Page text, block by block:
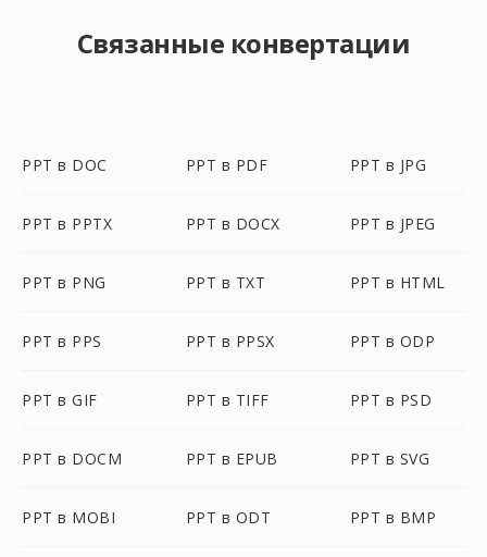
Связанные конвертации
PPT в DOC PPT в PDF PPT в JPG
PPT в PPTX PPT в DOCX PPT в JPEG
PPT в PNG PPT в TXT PPT в HTML
PPT в PPS PPT в PPSX PPT в ODP
PPT в GIF PPT в TIFF PPT в PSD
PPT в DOCM PPT в EPUB PPT в SVG
PPT в MOBI PPT в ODT PPT в BMP